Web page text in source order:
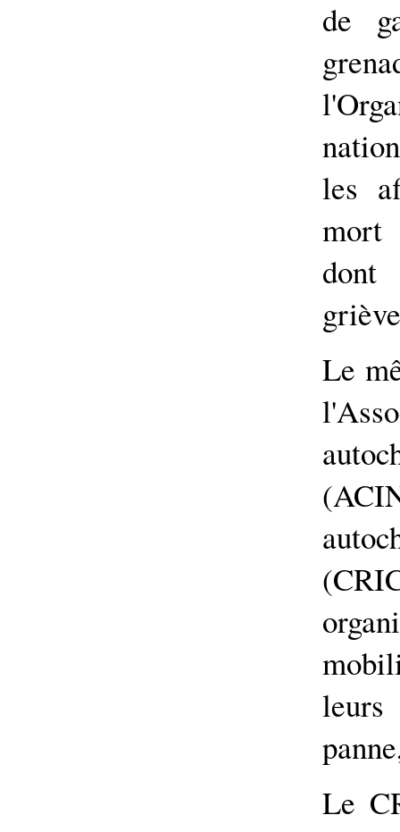
de
les
mort
Le
leurs
Le